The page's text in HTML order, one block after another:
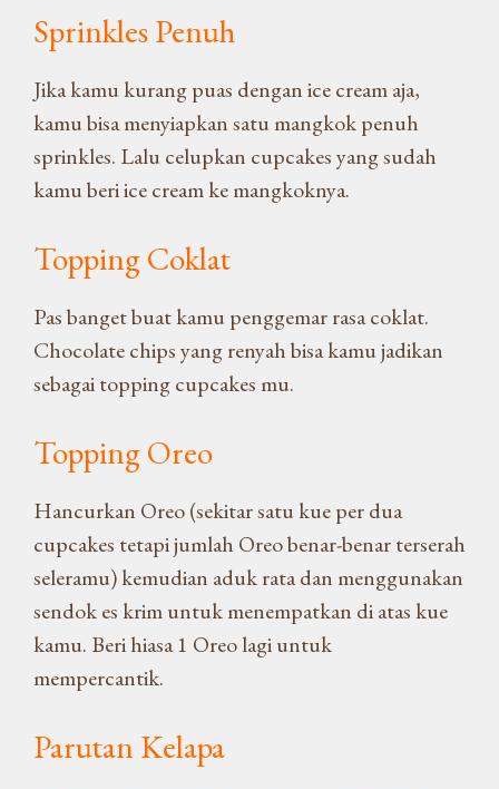
Sprinkles Penuh
Jika kamu kurang puas dengan ice cream aja,
kamu bisa menyiapkan satu mangkok penuh
sprinkles. Lalu celupkan cupcakes yang sudah
kamu beri ice cream ke mangkoknya.
Topping Coklat
Pas banget buat kamu penggemar rasa coklat.
Chocolate chips yang renyah bisa kamu jadikan
sebagai topping cupcakes mu.
Topping Oreo
Hancurkan Oreo (sekitar satu kue per dua
cupcakes tetapi jumlah Oreo benar-benar terserah
seleramu) kemudian aduk rata dan menggunakan
sendok es krim untuk menempatkan di atas kue
kamu. Beri hiasa 1 Oreo lagi untuk
mempercantik.
Parutan Kelapa